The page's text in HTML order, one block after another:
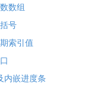
数组
号
索引值
内嵌进度条